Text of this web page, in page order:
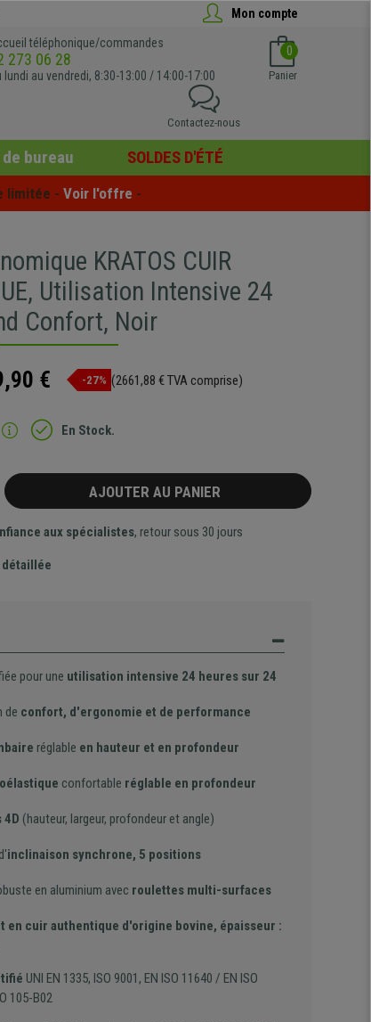
Mon compte
téléphonique/commandes
273 06 28
lundi au vendredi, 8:30-13:00 / 14:00-17:00
0
Panier
Contactez-nous
bureau SOLDES D'ÉTÉ
limitée - Voir l'offre -
KRATOS CUIR
Utilisation Intensive 24
Confort, Noir
€ -27% (2661,88 € TVA comprise)
En Stock.
AJOUTER AU PANIER
aux spécialistes, retour sous 30 jours
pour une utilisation intensive 24 heures sur 24
de confort, d'ergonomie et de performance
réglable en hauteur et en profondeur
confortable réglable en profondeur
(hauteur, largeur, profondeur et angle)
inclinaison synchrone, 5 positions
en aluminium avec roulettes multi-surfaces
en cuir authentique d'origine bovine, épaisseur :
UNI EN 1335, ISO 9001, EN ISO 11640 / EN ISO
105-B02